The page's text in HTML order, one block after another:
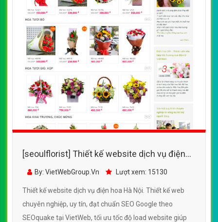
[seoulflorist] Thiết kế website dịch vụ điện
hoa Hà Nội đẹp SEO nhanh hiệu quả
By: VietWebGroup.Vn Lượt xem: 15130
Thiết kế website dịch vụ điện hoa Hà Nội. Thiết kế web
chuyên nghiệp, uy tín, đạt chuẩn SEO Google theo
SEOquake tại VietWeb, tối ưu tốc độ load website giúp